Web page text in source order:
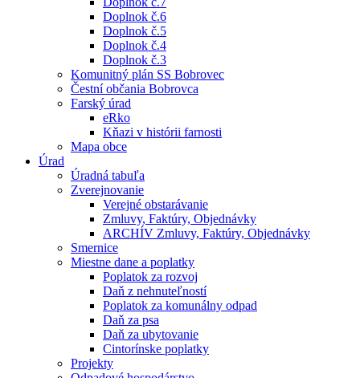
Doplnok č.6
Doplnok č.5
Doplnok č.4
Doplnok č.3
Komunitný plán SS Bobrovec
Čestní občania Bobrovca
Farský úrad
eRko
Kňazi v histórii farnosti
Mapa obce
Úrad
Úradná tabuľa
Zverejnovanie
Verejné obstarávanie
Zmluvy, Faktúry, Objednávky
ARCHÍV Zmluvy, Faktúry, Objednávky
Smernice
Miestne dane a poplatky
Poplatok za rozvoj
Daň z nehnuteľností
Poplatok za komunálny odpad
Daň za psa
Daň za ubytovanie
Cintorínske poplatky
Projekty